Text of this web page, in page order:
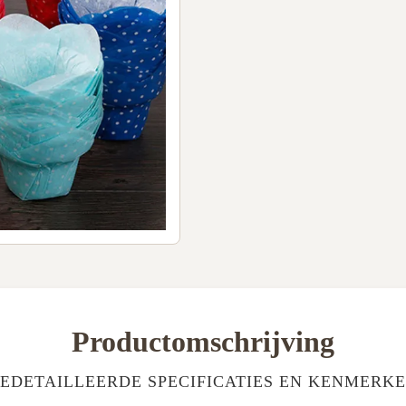
Productomschrijving
SPECIFICATIES EN